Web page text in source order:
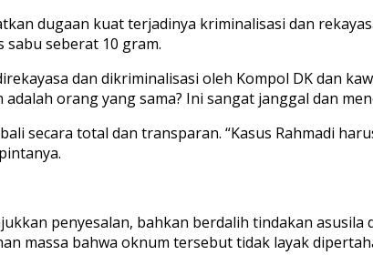
dugaan kuat terjadinya kriminalisasi dan
sabu seberat 10 gram.
dan dikriminalisasi oleh Kompol DK dan
orang yang sama? Ini sangat janggal dan
secara total dan transparan. “Kasus Rahmadi
penyesalan, bahkan berdalih tindakan
massa bahwa oknum tersebut tidak layak